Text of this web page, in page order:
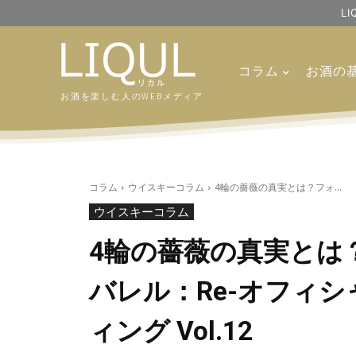
お酒を楽しむ人のWEBメディア
コラム お酒の
コラム ウイスキーコラム 4輪の薔薇の真実とは？フォ...
ウイスキーコラム
4輪の薔薇の真実と
バレル：Re-オフィ
ィング Vol.12